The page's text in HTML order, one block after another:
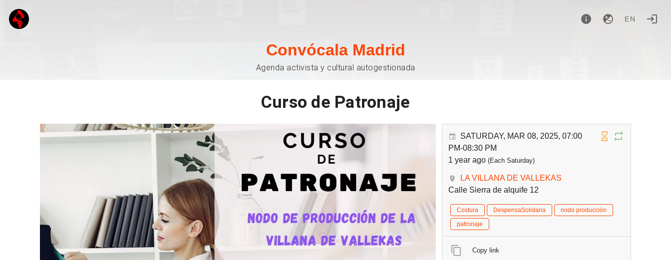
EN
Convócala Madrid
Agenda activista y cultural autogestionada
Curso de Patronaje
SATURDAY, MAR 08, 2025, 07:00
PM-08:30 PM
1 year ago (Each Saturday)
LA VILLANA DE VALLEKAS
Calle Sierra de alquife 12
Costura DespensaSolidaria
nodo producción
patronaje
Copy link